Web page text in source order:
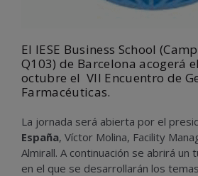
El IESE Business School
Q103) de Barcelona acogerá
octubre el VII Encuentro de
Farmacéuticas.
La jornada será abierta por el
España, Víctor Molina, Facility
Almirall. A continuación se abrirá un
en el que se desarrollarán los